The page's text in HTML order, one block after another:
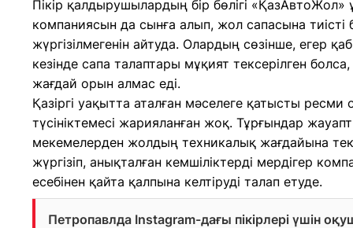
Пікір қалдырушылардың бір бөлігі «ҚазАвтоЖол»
компаниясын да сынға алып, жол сапасына тиісті
жүргізілмегенін айтуда. Олардың сөзінше, егер
кезінде сапа талаптары мұқият тексерілген
жағдай орын алмас еді.
Қазіргі уақытта аталған мәселеге қатысты ресми
түсініктемесі жарияланған жоқ. Тұрғындар
мекемелерден жолдың техникалық жағдайына
жүргізіп, анықталған кемшіліктерді мердігер
есебінен қайта қалпына келтіруді талап етуде.
Петропавлда Instagram-дағы пікірлері үшін